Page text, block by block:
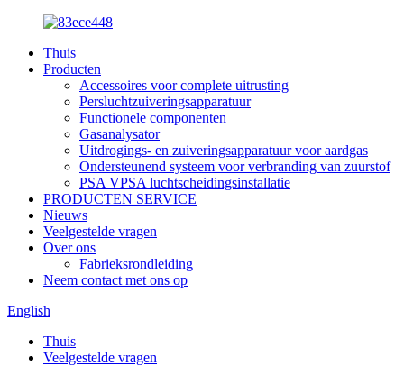
Thuis
Producten
Accessoires voor complete uitrusting
Persluchtzuiveringsapparatuur
Functionele componenten
Gasanalysator
Uitdrogings- en zuiveringsapparatuur voor aardgas
Ondersteunend systeem voor verbranding van zuurstof
PSA VPSA luchtscheidingsinstallatie
PRODUCTEN SERVICE
Nieuws
Veelgestelde vragen
Over ons
Fabrieksrondleiding
Neem contact met ons op
English
Thuis
Veelgestelde vragen